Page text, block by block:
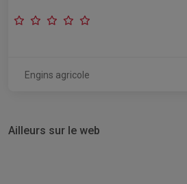
Engins agricole
Ailleurs sur le web